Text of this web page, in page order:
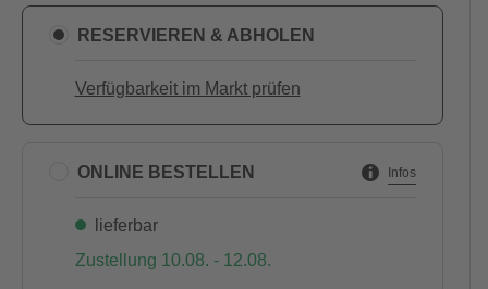
RESERVIEREN & ABHOLEN
Verfügbarkeit im Markt prüfen
ONLINE BESTELLEN Infos
lieferbar
Zustellung 10.08. - 12.08.